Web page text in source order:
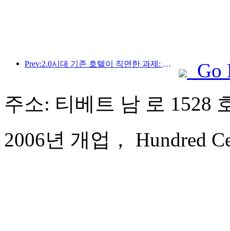
Prev:2.0시대 기존 호텔이 직면한 과제: 업그레이드가 핵심, 진정한 가치 혁신
Go
주소: 티베트 남 로 1528
2006년 개업， Hundred